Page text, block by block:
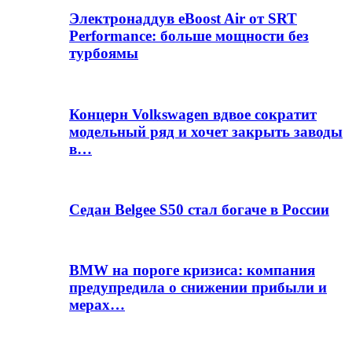
Электронаддув eBoost Air от SRT
Performance: больше мощности без
турбоямы
Концерн Volkswagen вдвое сократит
модельный ряд и хочет закрыть заводы
в…
Седан Belgee S50 стал богаче в России
BMW на пороге кризиса: компания
предупредила о снижении прибыли и
мерах…